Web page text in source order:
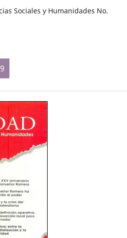
Sociales y Humanidades No.